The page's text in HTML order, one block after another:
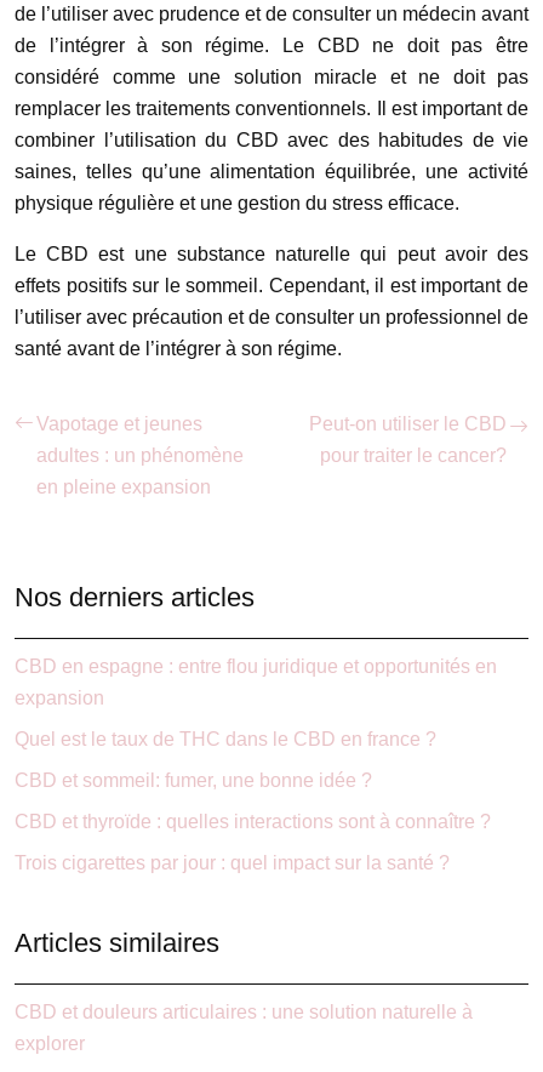
de l’utiliser avec prudence et de consulter un médecin avant
de l’intégrer à son régime. Le CBD ne doit pas être
considéré comme une solution miracle et ne doit pas
remplacer les traitements conventionnels. Il est important de
combiner l’utilisation du CBD avec des habitudes de vie
saines, telles qu’une alimentation équilibrée, une activité
physique régulière et une gestion du stress efficace.
Le CBD est une substance naturelle qui peut avoir des
effets positifs sur le sommeil. Cependant, il est important de
l’utiliser avec précaution et de consulter un professionnel de
santé avant de l’intégrer à son régime.
Vapotage et jeunes
adultes : un phénomène
en pleine expansion
Peut-on utiliser le CBD
pour traiter le cancer?
Nos derniers articles
CBD en espagne : entre flou juridique et opportunités en
expansion
Quel est le taux de THC dans le CBD en france ?
CBD et sommeil: fumer, une bonne idée ?
CBD et thyroïde : quelles interactions sont à connaître ?
Trois cigarettes par jour : quel impact sur la santé ?
Articles similaires
CBD et douleurs articulaires : une solution naturelle à
explorer